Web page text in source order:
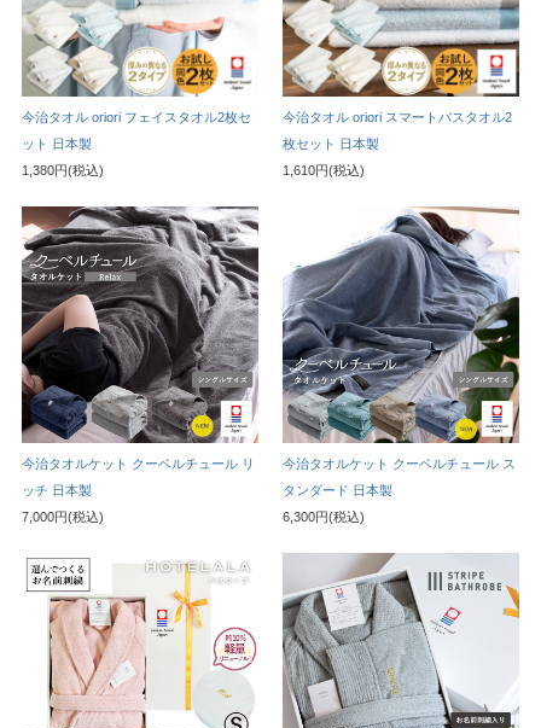
今治タオル oriori フェイスタオル2枚セ
ット 日本製
1,380円(税込)
今治タオル oriori スマートバスタオル2
枚セット 日本製
1,610円(税込)
今治タオルケット クーベルチュール リ
ッチ 日本製
7,000円(税込)
今治タオルケット クーベルチュール ス
タンダード 日本製
6,300円(税込)